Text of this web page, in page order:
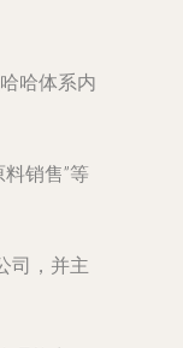
哈体系内
销售”等
司，并主